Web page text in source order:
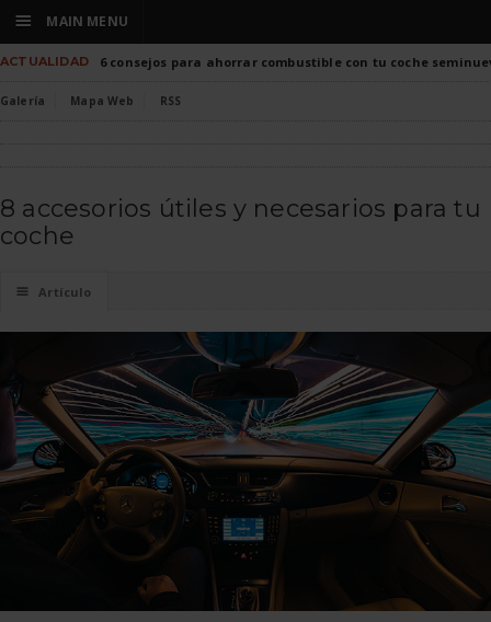
ACTUALIDAD 6 consejos para ahorrar combustible con tu coche
Galería Mapa Web RSS
8 accesorios útiles y necesarios para tu
coche
☰ Artículo
☰ MAIN MENU